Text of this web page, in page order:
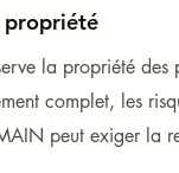
L221-18 à
aux
directement à
propriété
la propriété
complet, les
peut exiger la